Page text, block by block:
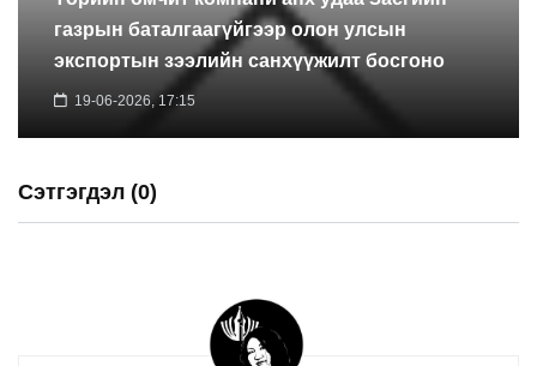
газрын баталгаагүйгээр олон улсын
экспортын зээлийн санхүүжилт босгоно
19-06-2026, 17:15
Сэтгэгдэл (0)